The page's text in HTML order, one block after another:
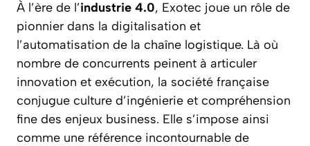
À l’ère de l’industrie 4.0, Exotec joue un rôle de
pionnier dans la digitalisation et
l’automatisation de la chaîne logistique. Là où
nombre de concurrents peinent à articuler
innovation et exécution, la société française
conjugue culture d’ingénierie et compréhension
fine des enjeux business. Elle s’impose ainsi
comme une référence incontournable de